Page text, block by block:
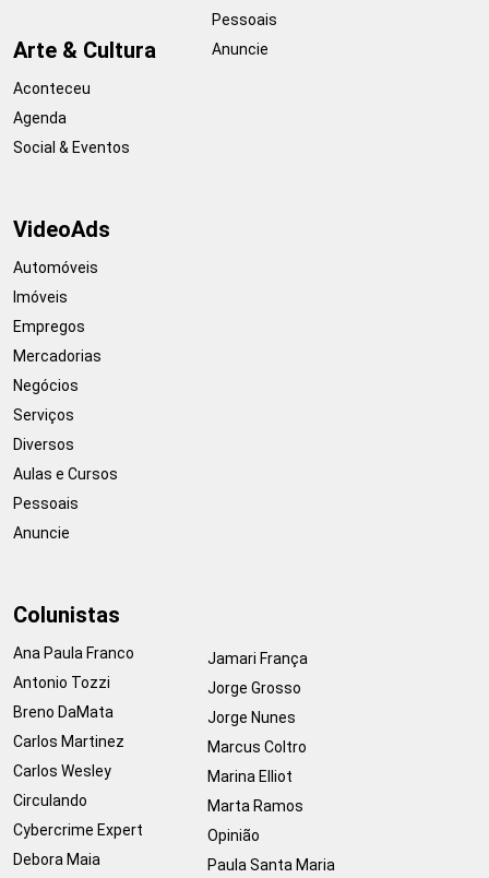
Arte & Cultura
Aconteceu
Agenda
Social & Eventos
Pessoais
Anuncie
VideoAds
Automóveis
Imóveis
Empregos
Mercadorias
Negócios
Serviços
Diversos
Aulas e Cursos
Pessoais
Anuncie
Colunistas
Ana Paula Franco
Antonio Tozzi
Breno DaMata
Carlos Martinez
Carlos Wesley
Circulando
Cybercrime Expert
Debora Maia
Jamari França
Jorge Grosso
Jorge Nunes
Marcus Coltro
Marina Elliot
Marta Ramos
Opinião
Paula Santa Maria